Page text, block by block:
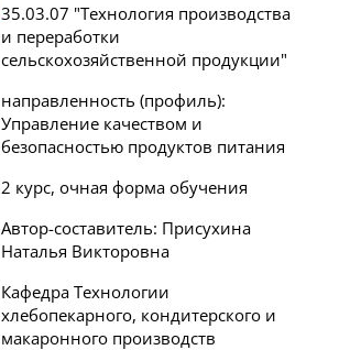
35.03.07 "Технология производства
и переработки
сельскохозяйственной продукции"
направленность (профиль):
Управление качеством и
безопасностью продуктов питания
2 курс, очная форма обучения
Автор-составитель: Присухина
Наталья Викторовна
Кафедра Технологии
хлебопекарного, кондитерского и
макаронного производств